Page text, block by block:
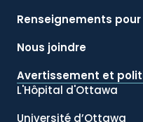
Renseignements
Nous joindre
Avertissement et
L'Hôpital d'Ottawa
Université d’Ottawa